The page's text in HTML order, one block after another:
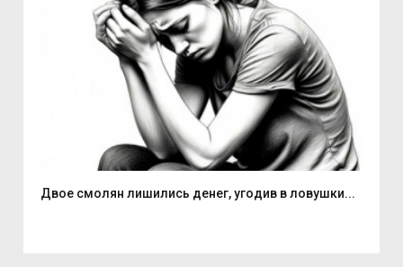
Двое смолян лишились денег, угодив в ловушки...